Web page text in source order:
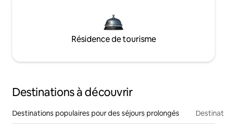
Résidence de tourisme
Destinations à découvrir
Destinations populaires pour des séjours prolongés